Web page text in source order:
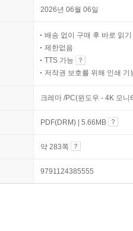
2026년 06월 06일
배송 없이 구매 후 바로 읽기
제한없음
TTS 가능
저작권 보호를 위해 인쇄 기
크레마 /PC(윈도우 - 4K 모
PDF(DRM) | 5.66MB
약 283쪽
9791124385555